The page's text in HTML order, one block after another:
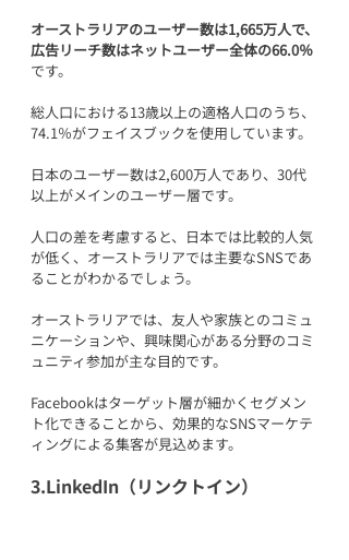
オーストラリアのユーザー数は1,665万人で、
広告リーチ数はネットユーザー全体の66.0％
です。
総人口における13歳以上の適格人口のうち、
74.1％がフェイスブックを使用しています。
日本のユーザー数は2,600万人であり、30代
以上がメインのユーザー層です。
人口の差を考慮すると、日本では比較的人気
が低く、オーストラリアでは主要なSNSであ
ることがわかるでしょう。
オーストラリアでは、友人や家族とのコミュ
ニケーションや、興味関心がある分野のコミ
ュニティ参加が主な目的です。
Facebookはターゲット層が細かくセグメン
ト化できることから、効果的なSNSマーケテ
ィングによる集客が見込めます。
3.LinkedIn（リンクトイン）